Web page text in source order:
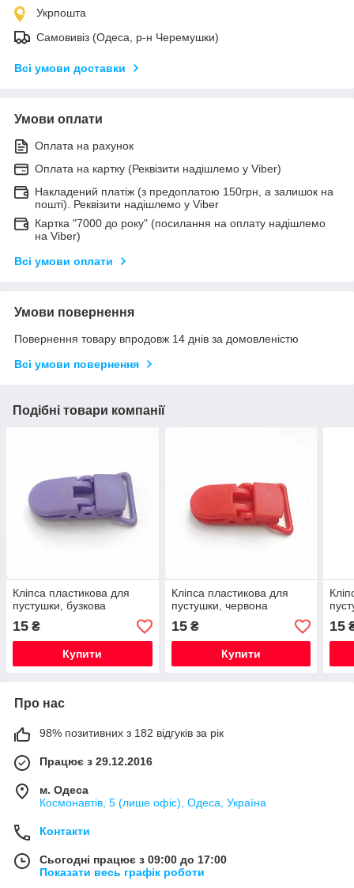
Укрпошта
Самовивіз (Одеса, р-н Черемушки)
Всі умови доставки
Умови оплати
Оплата на рахунок
Оплата на картку (Реквізити надішлемо у Viber)
Накладений платіж (з предоплатою 150грн, а залишок на
пошті). Реквізити надішлемо у Viber
Картка "7000 до року" (посилання на оплату надішлемо
на Viber)
Всі умови оплати
Умови повернення
Повернення товару впродовж 14 днів за домовленістю
Всі умови повернення
Подібні товари компанії
Кліпса пластикова для
пустушки, бузкова
15 ₴
Купити
Кліпса пластикова для
пустушки, червона
15₴
Купити
15
Про нас
98% позитивних з 182 відгуків за рік
Працює з 29.12.2016
м. Одеса
Космонавтів, 5 (лише офіс), Одеса, Україна
Контакти
Сьогодні працює з 09:00 до 17:00
Показати весь графік роботи